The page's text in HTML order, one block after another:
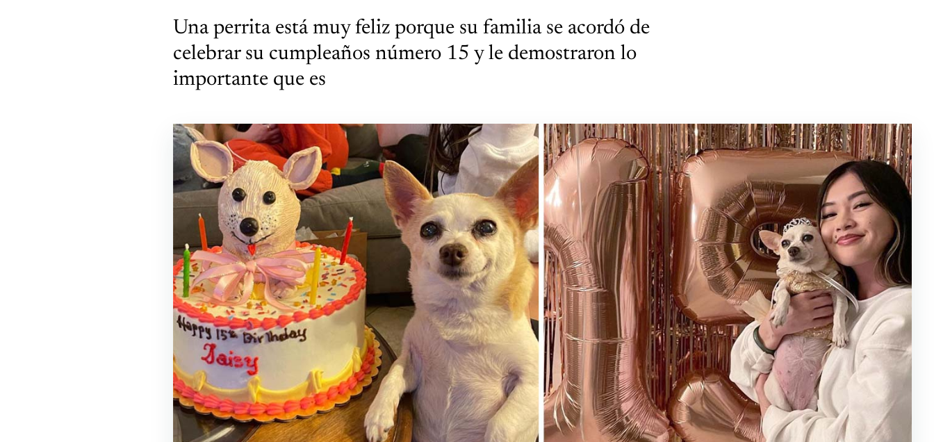
Una perrita está muy feliz porque su familia se acordó de
celebrar su cumpleaños número 15 y le demostraron lo
importante que es